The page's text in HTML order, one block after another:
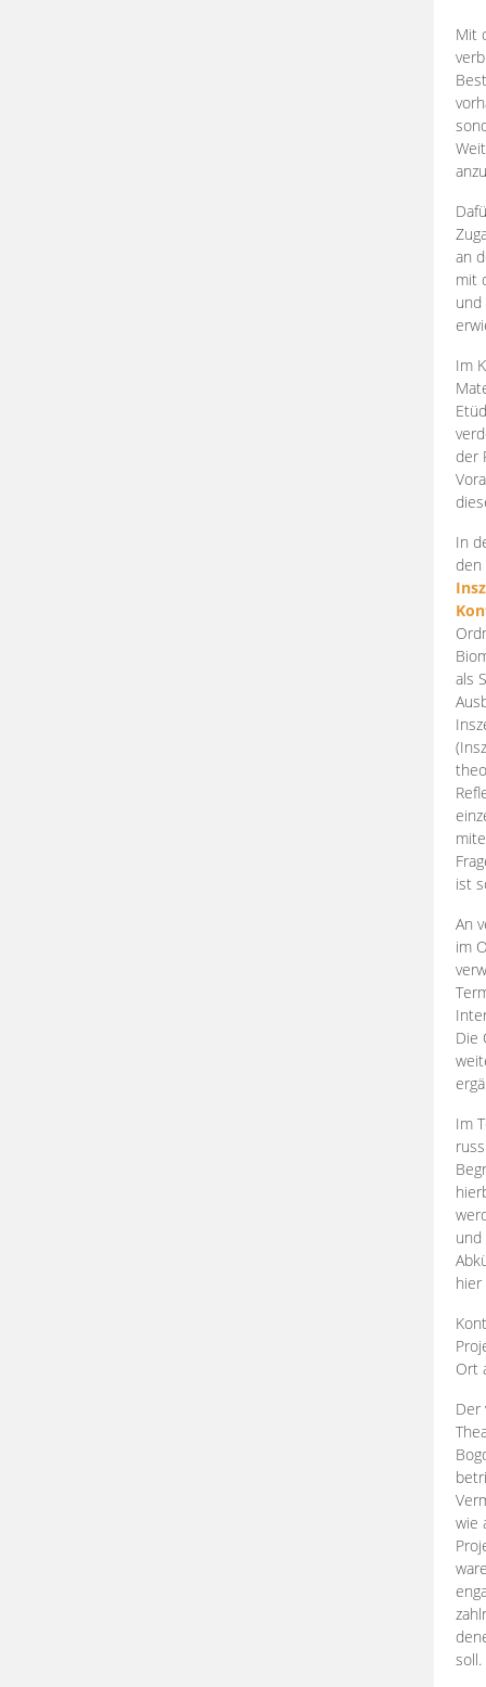
Mit
an
mit
und
Im
der
In
den
als
ist
An
im
Die
Im
und
Ort
Der
wie
zahlr
soll.